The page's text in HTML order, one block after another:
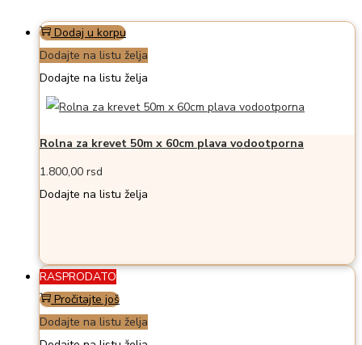
Dodaj u korpu
Dodajte na listu želja
Dodajte na listu želja
Rolna za krevet 50m x 60cm plava vodootporna
1.800,00 rsd
Dodajte na listu želja
RASPRODATO
Pročitajte još
Dodajte na listu želja